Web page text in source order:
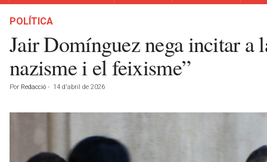
t
POLÍTICA
Jair Domínguez nega incitar
nazisme i el feixisme”
Por Redacció - 14 d'abril de 2026